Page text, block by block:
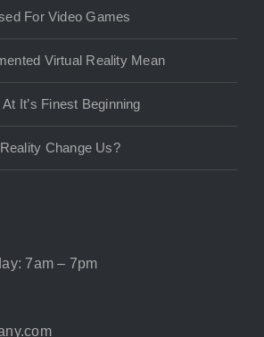
For Video Games
Virtual Reality Mean
It’s Finest Beginning
Change Us?
7am – 7pm